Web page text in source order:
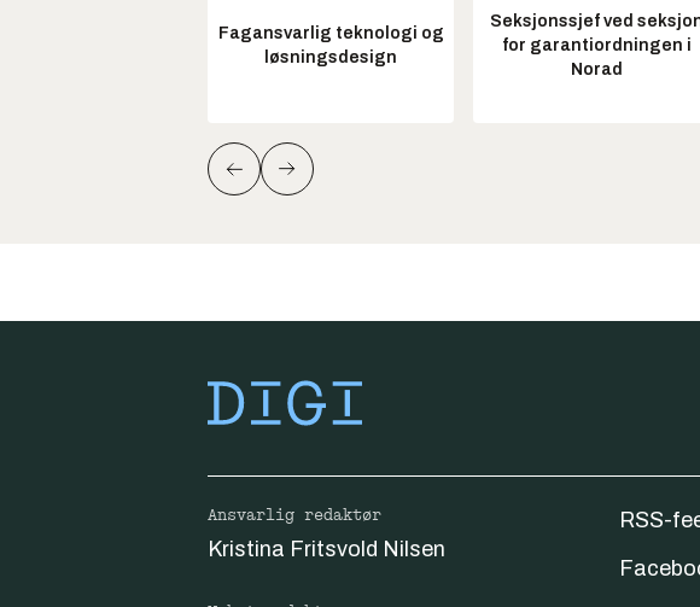
Fagansvarlig teknologi og
løsningsdesign
Seksjonssjef ved
for garantiordningen i
Norad
Ansvarlig redaktør
Kristina Fritsvold Nilsen
RSS-